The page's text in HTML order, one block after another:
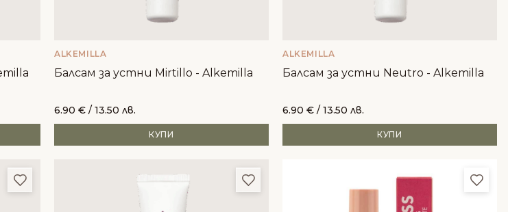
ALKEMILLA
Балсам за устни Mirtillo - Alkemilla
6.90 € / 13.50 лв.
КУПИ
ALKEMILLA
Балсам за устни Neutro - Alkemilla
6.90 € / 13.50 лв.
КУПИ
Добави в любими Добави в любими